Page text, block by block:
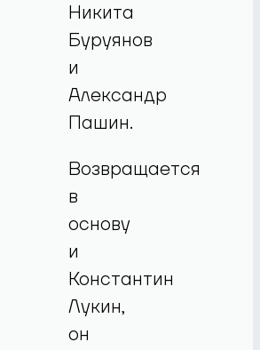
Никита
Буруянов
и
Александр
Пашин.
Возвращается
в
основу
и
Константин
Лукин,
он